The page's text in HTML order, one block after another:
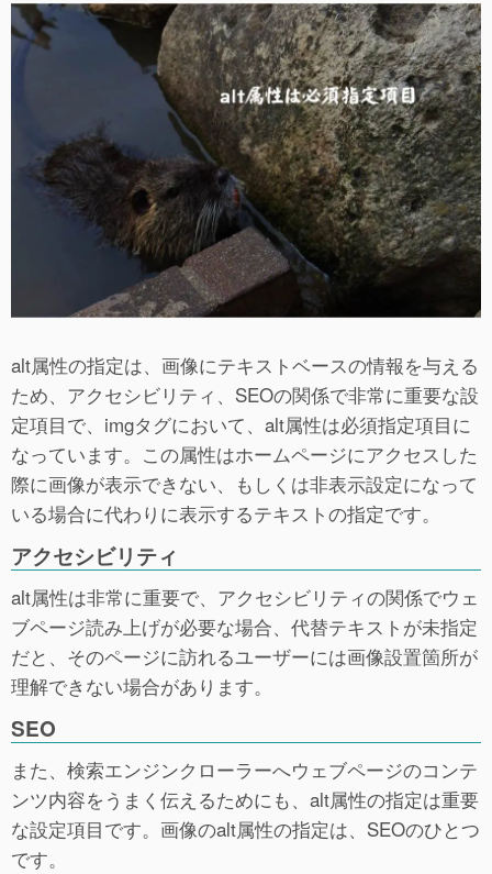
alt属性の指定は、画像にテキストベースの情報を与える
ため、アクセシビリティ、SEOの関係で非常に重要な設
定項目で、imgタグにおいて、alt属性は必須指定項目に
なっています。この属性はホームページにアクセスした
際に画像が表示できない、もしくは非表示設定になって
いる場合に代わりに表示するテキストの指定です。
アクセシビリティ
alt属性は非常に重要で、アクセシビリティの関係でウェ
ブページ読み上げが必要な場合、代替テキストが未指定
だと、そのページに訪れるユーザーには画像設置箇所が
理解できない場合があります。
SEO
また、検索エンジンクローラーへウェブページのコンテ
ンツ内容をうまく伝えるためにも、alt属性の指定は重要
な設定項目です。画像のalt属性の指定は、SEOのひとつ
です。